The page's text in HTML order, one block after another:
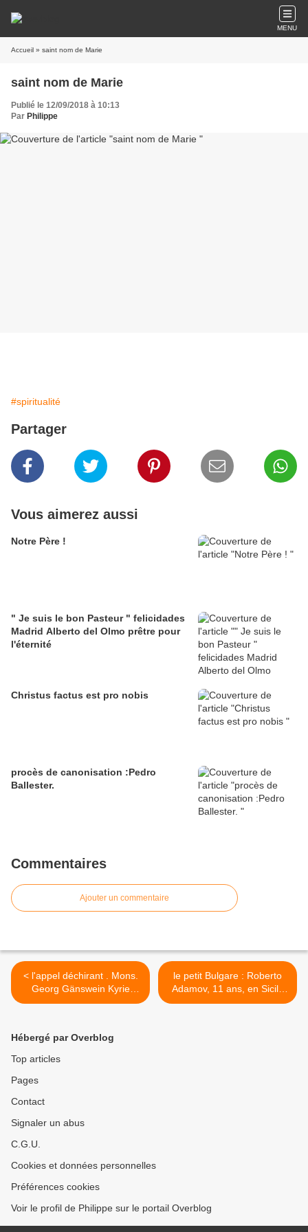
MENU
Accueil » saint nom de Marie
saint nom de Marie
Publié le 12/09/2018 à 10:13
Par Philippe
#spiritualité
Partager
Vous aimerez aussi
Notre Père !
" Je suis le bon Pasteur " felicidades
Madrid Alberto del Olmo prêtre pour
l'éternité
Christus factus est pro nobis
procès de canonisation :Pedro
Ballester.
Commentaires
Ajouter un commentaire
< l'appel déchirant . Mons.
Georg Gänswein Kyrie
Eleison
le petit Bulgare : Roberto
Adamov, 11 ans, en Sicile
l'enfant prodige de la
Hébergé par Overblog
Top articles
Pages
Contact
Signaler un abus
C.G.U.
Cookies et données personnelles
Préférences cookies
Voir le profil de Philippe sur le portail Overblog